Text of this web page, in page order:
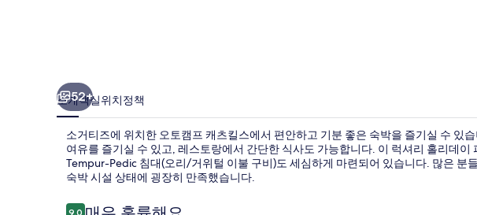
52+
소개객실위치정책
소거티즈에 위치한 오토캠프 캐츠킬스에서 편안하고 기분 좋은 숙박을 즐기실 수 있
여유를 즐기실 수 있고, 레스토랑에서 간단한 식사도 가능합니다. 이 럭셔리 홀리데이
Tempur-Pedic 침대(오리/거위털 이불 구비)도 세심하게 마련되어 있습니다. 많은 분
숙박 시설 상태에 굉장히 만족했습니다.
이
9.0